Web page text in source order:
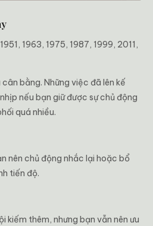
1963, 1975, 1987, 1999, 2011,
bằng. Những việc đã lên kế
nếu bạn giữ được sự chủ động
quá nhiều.
nên chủ động nhắc lại hoặc bổ
tiến độ.
kiếm thêm, nhưng bạn vẫn nên ưu